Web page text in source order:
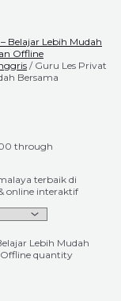
/ Guru Les Privat
Bersama
through
terbaik di
online interaktif
Lebih Mudah
quantity